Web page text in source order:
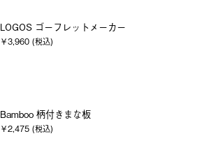
LOGOS ゴーフレットメーカー
￥3,960 (税込)
Bamboo 柄付きまな板
￥2,475 (税込)